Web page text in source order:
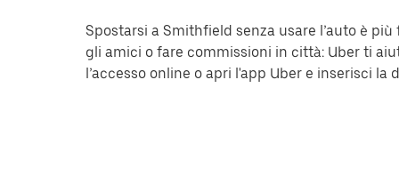
Spostarsi a Smithfield senza usare l’auto è
gli amici o fare commissioni in città: Uber ti
l’accesso online o apri l'app Uber e inserisci